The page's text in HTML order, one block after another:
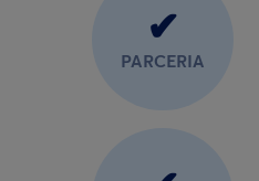
✔
PARCERIA